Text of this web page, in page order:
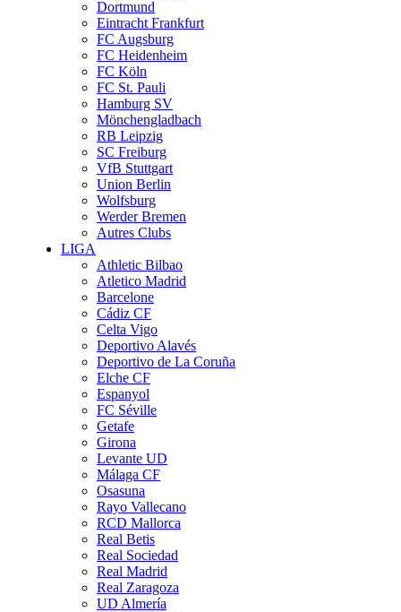
Dortmund
Eintracht Frankfurt
FC Augsburg
FC Heidenheim
FC Köln
FC St. Pauli
Hamburg SV
Mönchengladbach
RB Leipzig
SC Freiburg
VfB Stuttgart
Union Berlin
Wolfsburg
Werder Bremen
Autres Clubs
LIGA
Athletic Bilbao
Atletico Madrid
Barcelone
Cádiz CF
Celta Vigo
Deportivo Alavés
Deportivo de La Coruña
Elche CF
Espanyol
FC Séville
Getafe
Girona
Levante UD
Málaga CF
Osasuna
Rayo Vallecano
RCD Mallorca
Real Betis
Real Sociedad
Real Madrid
Real Zaragoza
UD Almería